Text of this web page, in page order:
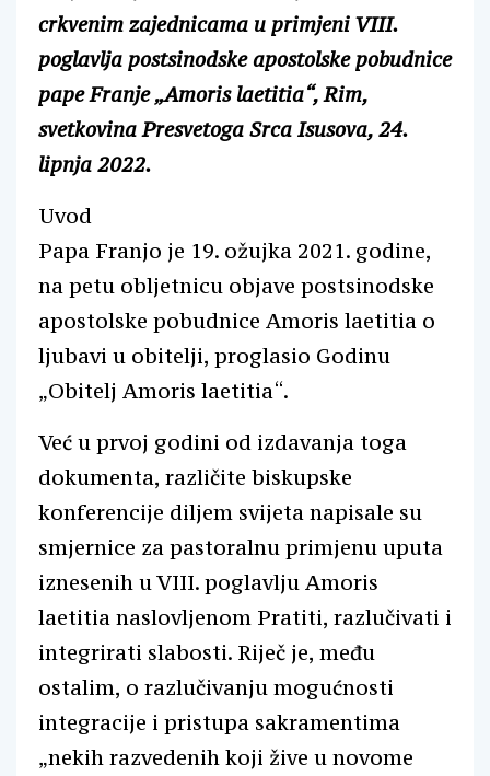
crkvenim zajednicama u primjeni VIII.
poglavlja postsinodske apostolske pobudnice
pape Franje „Amoris laetitia“, Rim,
svetkovina Presvetoga Srca Isusova, 24.
lipnja 2022.
Uvod
Papa Franjo je 19. ožujka 2021. godine,
na petu obljetnicu objave postsinodske
apostolske pobudnice Amoris laetitia o
ljubavi u obitelji, proglasio Godinu
„Obitelj Amoris laetitia“.
Već u prvoj godini od izdavanja toga
dokumenta, različite biskupske
konferencije diljem svijeta napisale su
smjernice za pastoralnu primjenu uputa
iznesenih u VIII. poglavlju Amoris
laetitia naslovljenom Pratiti, razlučivati i
integrirati slabosti. Riječ je, među
ostalim, o razlučivanju mogućnosti
integracije i pristupa sakramentima
„nekih razvedenih koji žive u novome